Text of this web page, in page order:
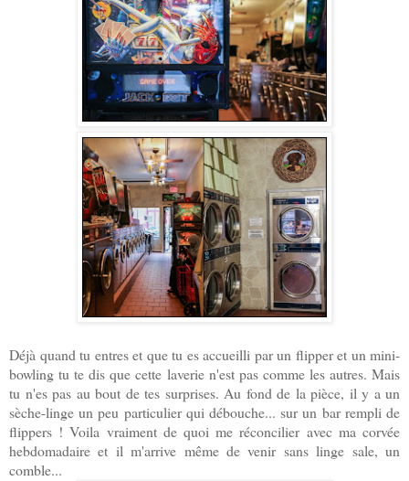
Déjà quand tu entres et que tu es accueilli par un flipper et un mini-
bowling tu te dis que cette laverie n'est pas comme les autres. Mais
tu n'es pas au bout de tes surprises. Au fond de la pièce, il y a un
sèche-linge un peu particulier qui débouche... sur un bar rempli de
flippers ! Voila vraiment de quoi me réconcilier avec ma corvée
hebdomadaire et il m'arrive même de venir sans linge sale, un
comble...